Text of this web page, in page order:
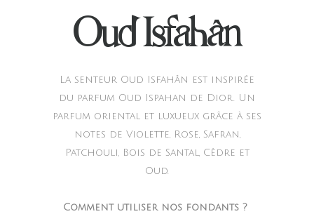
Oud Isfahân
La senteur Oud Isfahân est inspirée
du parfum Oud Ispahan de Dior. Un
parfum oriental et luxueux grâce à ses
notes de Violette, Rose, Safran,
Patchouli, Bois de Santal, Cèdre et
Oud.
Comment utiliser nos fondants ?